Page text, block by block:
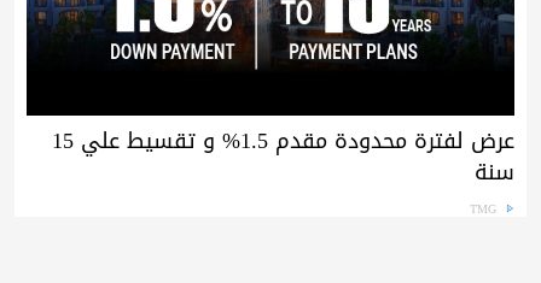
عرض لفترة محدودة مقدم 1.5% و تقسيط علي 15
سنة
TMG